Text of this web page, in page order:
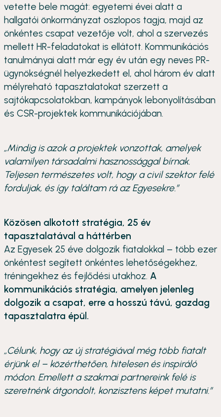
vetette bele magát: egyetemi évei alatt a
hallgatói önkormányzat oszlopos tagja, majd az
önkéntes csapat vezetője volt, ahol a szervezés
mellett HR-feladatokat is ellátott. Kommunikációs
tanulmányai alatt már egy év után egy neves PR-
ügynökségnél helyezkedett el, ahol három év alatt
mélyreható tapasztalatokat szerzett a
sajtókapcsolatokban, kampányok lebonyolításában
és CSR-projektek kommunikációjában.
„Mindig is azok a projektek vonzottak, amelyek
valamilyen társadalmi hasznossággal bírnak.
Teljesen természetes volt, hogy a civil szektor felé
forduljak, és így találtam rá az Egyesekre.”
Közösen alkotott stratégia, 25 év
tapasztalatával a háttérben
Az Egyesek 25 éve dolgozik fiatalokkal – több ezer
önkéntest segített önkéntes lehetőségekhez,
tréningekhez és fejlődési utakhoz. A
kommunikációs stratégia, amelyen jelenleg
dolgozik a csapat, erre a hosszú távú, gazdag
tapasztalatra épül.
„Célunk, hogy az új stratégiával még több fiatalt
érjünk el – közérthetően, hitelesen és inspiráló
módon. Emellett a szakmai partnereink felé is
szeretnénk átgondolt, konzisztens képet mutatni.”